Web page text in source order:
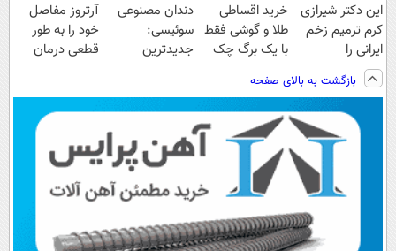
این دکتر شیرازی
کرم ترمیم زخم
ایرانی را
ساخت!!!
خرید اقساطی
طلا و گوشی فقط
با یک برگ چک
دندان مصنوعی
سوئیسی:
جدیدترین
پرداخت قسطی
آرتروز مفاصل
خود را به طور
قطعی درمان
بازگشت به بالای صفحه